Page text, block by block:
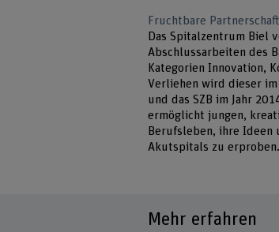
Fruchtbare Partnerschaft
Das Spitalzentrum Biel
Abschlussarbeiten des
Kategorien Innovation,
Verliehen wird dieser im
und das SZB im Jahr
ermöglicht jungen,
Berufsleben, ihre Ideen
Akutspitals zu erproben.
Mehr erfahren